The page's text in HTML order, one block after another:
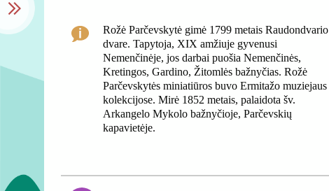
Rožė Parčevskytė gimė 1799 metais Raudondvario
dvare. Tapytoja, XIX amžiuje gyvenusi
Nemenčinėje, jos darbai puošia Nemenčinės,
Kretingos, Gardino, Žitomlės bažnyčias. Rožė
Parčevskytės miniatiūros buvo Ermitažo muziejaus
kolekcijose. Mirė 1852 metais, palaidota šv.
Arkangelo Mykolo bažnyčioje, Parčevskių
kapavietėje.